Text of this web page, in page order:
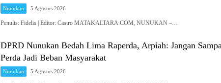
Nunukan 5 Agustus 2026
Penulis: Fidelis | Editor: Castro MATAKALTARA.COM, NUNUKAN –…
DPRD Nunukan Bedah Lima Raperda, Arpiah: Jangan
Perda Jadi Beban Masyarakat
Nunukan 5 Agustus 2026